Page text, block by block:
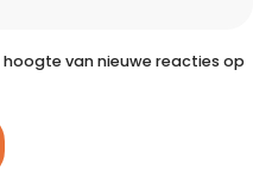
van nieuwe reacties op